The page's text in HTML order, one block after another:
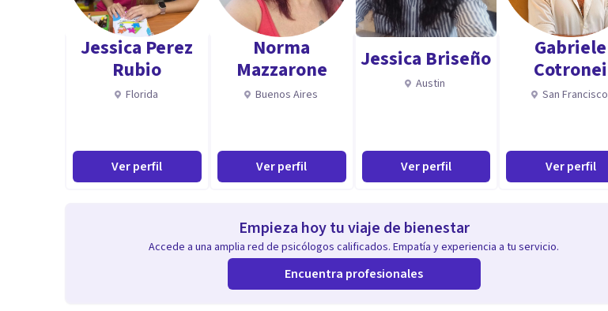
Jessica Perez
Rubio
Florida
Ver perfil
Norma
Mazzarone
Buenos Aires
Ver perfil
Jessica Briseño
Austin
Ver perfil
Gabriele
Cotronei
San Francisco
Ver perfil
Empieza hoy tu viaje de bienestar
Accede a una amplia red de psicólogos calificados. Empatía y experiencia a tu servicio.
Encuentra profesionales